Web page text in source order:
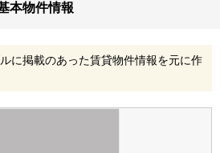
本物件情報
に掲載のあった賃貸物件情報を元に作